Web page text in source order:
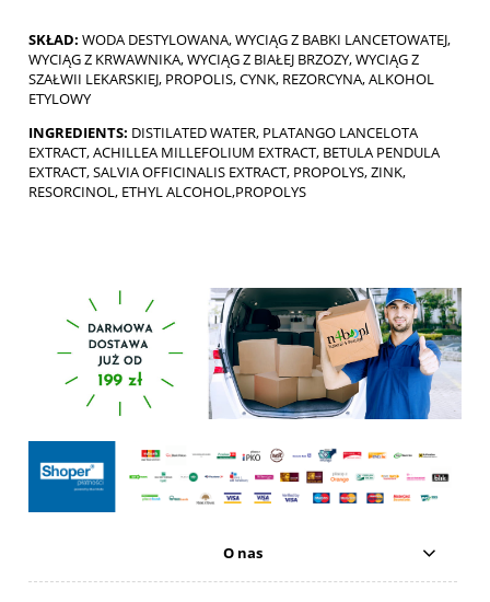
SKŁAD: WODA DESTYLOWANA, WYCIĄG Z BABKI LANCETOWATEJ,
WYCIĄG Z KRWAWNIKA, WYCIĄG Z BIAŁEJ BRZOZY, WYCIĄG Z
SZAŁWII LEKARSKIEJ, PROPOLIS, CYNK, REZORCYNA, ALKOHOL
ETYLOWY
INGREDIENTS: DISTILATED WATER, PLATANGO LANCELOTA
EXTRACT, ACHILLEA MILLEFOLIUM EXTRACT, BETULA PENDULA
EXTRACT, SALVIA OFFICINALIS EXTRACT, PROPOLYS, ZINK,
RESORCINOL, ETHYL ALCOHOL,PROPOLYS
O nas